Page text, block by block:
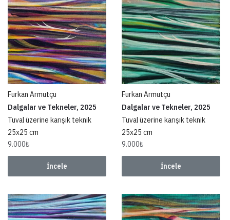
Furkan Armutçu
Dalgalar ve Tekneler, 2025
Tuval üzerine karışık teknik
25x25 cm
9.000₺
İncele
Furkan Armutçu
Dalgalar ve Tekneler, 2025
Tuval üzerine karışık teknik
25x25 cm
9.000₺
İncele